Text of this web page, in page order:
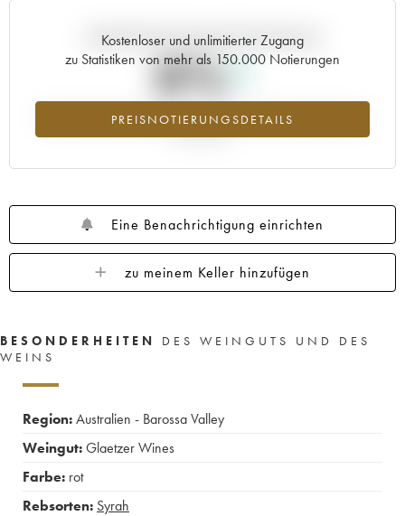
Kostenloser und unlimitierter Zugang
zu Statistiken von mehr als 150.000 Notierungen
PREISNOTIERUNGSDETAILS
Aktuelle Entwicklung der Preisnotierung
0%
Preisanstiegs des Jahrgangs 2009 im Jahr 2026 im Vergleich zum
Eine Benachrichtigung einrichten
zu meinem Keller hinzufügen
BESONDERHEITEN
DES WEINGUTS UND DES
WEINS
Region:Australien - Barossa Valley
Weingut:Glaetzer Wines
Farbe: rot
Rebsorten: Syrah